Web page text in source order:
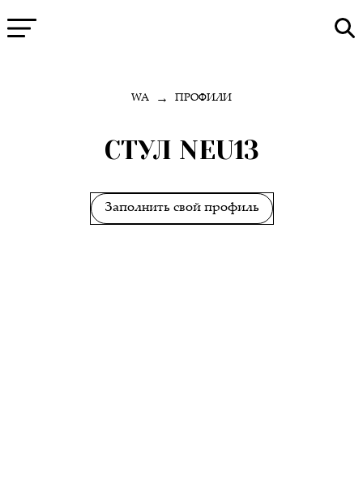
WA → ПРОФИЛИ
СТУЛ NEU13
Заполнить свой профиль